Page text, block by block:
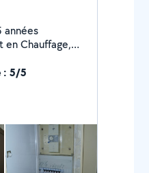
en Chauffage,
: 5/5